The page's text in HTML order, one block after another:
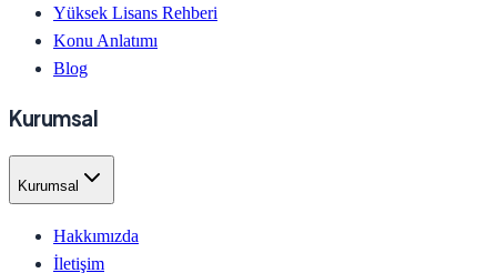
Yüksek Lisans Rehberi
Konu Anlatımı
Blog
Kurumsal
Kurumsal
Hakkımızda
İletişim